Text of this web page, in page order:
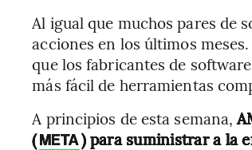
Al igual que muchos pares de
acciones en los últimos
que los fabricantes de
más fácil de herramientas
A principios de esta semana,
(META) para suministrar a la